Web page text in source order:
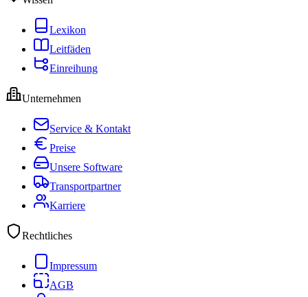
Lexikon
Leitfäden
Einreihung
Unternehmen
Service & Kontakt
Preise
Unsere Software
Transportpartner
Karriere
Rechtliches
Impressum
AGB